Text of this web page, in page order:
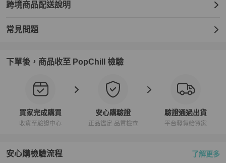
跨境商品配送說明
常見問題
下單後，商品收至 PopChill 檢驗
買家完成購買
收貨至驗證中心
安心購驗證
正品鑑定 品質檢查
驗證通過出貨
平台發貨給買家
安心購檢驗流程 了解更多